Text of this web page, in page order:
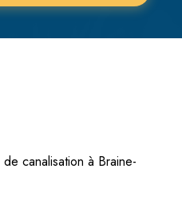
de canalisation à Braine-